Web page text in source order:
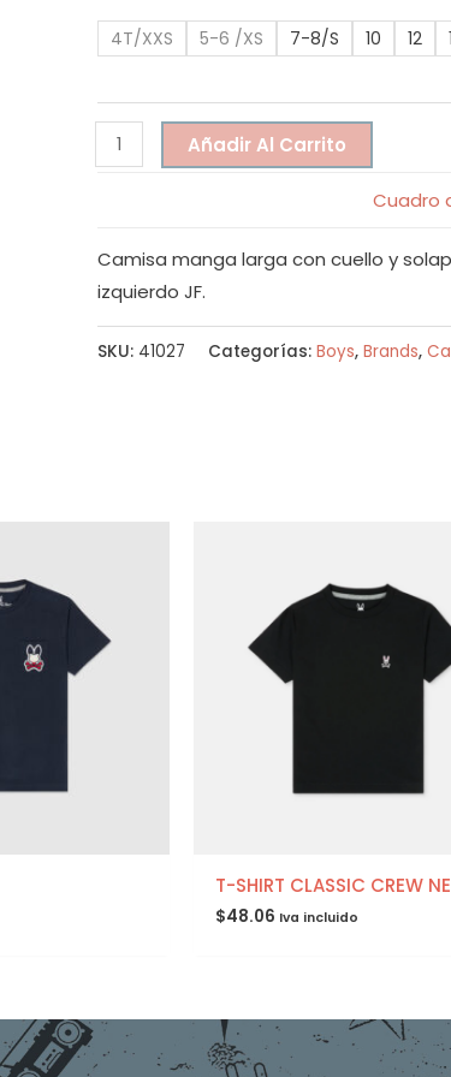
4T/XXS 5-6 /XS 7-8/S 10 12
Añadir Al Carrito
Cuadro
Camisa manga larga con cuello y
izquierdo JF.
SKU: 41027 Categorías: Boys, Brands,
T-SHIRT CLASSIC CREW
$48.06 Iva incluido